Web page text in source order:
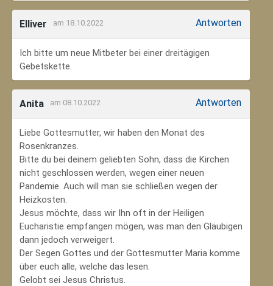
Elliver am 18.10.2022 Antworten
Ich bitte um neue Mitbeter bei einer dreitägigen
Gebetskette.
Anita am 08.10.2022 Antworten
Liebe Gottesmutter, wir haben den Monat des
Rosenkranzes.
Bitte du bei deinem geliebten Sohn, dass die Kirchen
nicht geschlossen werden, wegen einer neuen
Pandemie. Auch will man sie schließen wegen der
Heizkosten.
Jesus möchte, dass wir Ihn oft in der Heiligen
Eucharistie empfangen mögen, was man den Gläubigen
dann jedoch verweigert.
Der Segen Gottes und der Gottesmutter Maria komme
über euch alle, welche das lesen.
Gelobt sei Jesus Christus.